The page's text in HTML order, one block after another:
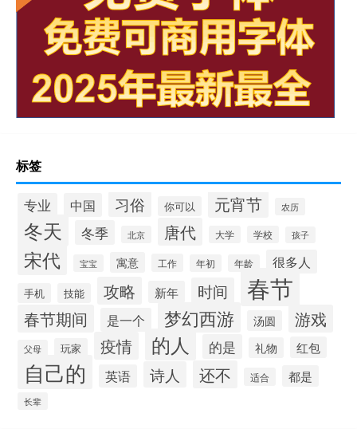
标签
专业 中国 习俗 你可以 元宵节 农历
冬天 冬季 北京 唐代 大学 学校 孩子
宋代 宝宝 寓意 工作 年初 年龄 很多人
手机 技能 攻略 新年 时间 春节
春节期间 是一个 梦幻西游 汤圆 游戏
父母 玩家 疫情 的人 的是 礼物 红包
自己的 英语 诗人 还不 适合 都是
长辈